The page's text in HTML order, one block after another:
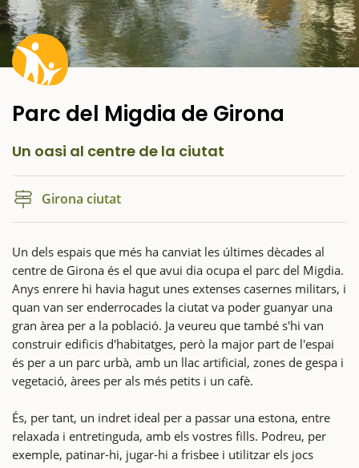
Parc del Migdia de Girona
Un oasi al centre de la ciutat
Girona ciutat
Un dels espais que més ha canviat les últimes dècades al
centre de Girona és el que avui dia ocupa el parc del Migdia.
Anys enrere hi havia hagut unes extenses casernes militars, i
quan van ser enderrocades la ciutat va poder guanyar una
gran àrea per a la població. Ja veureu que també s'hi van
construir edificis d'habitatges, però la major part de l'espai
és per a un parc urbà, amb un llac artificial, zones de gespa i
vegetació, àrees per als més petits i un cafè.
És, per tant, un indret ideal per a passar una estona, entre
relaxada i entretinguda, amb els vostres fills. Podreu, per
exemple, patinar-hi, jugar-hi a frisbee i utilitzar els jocs